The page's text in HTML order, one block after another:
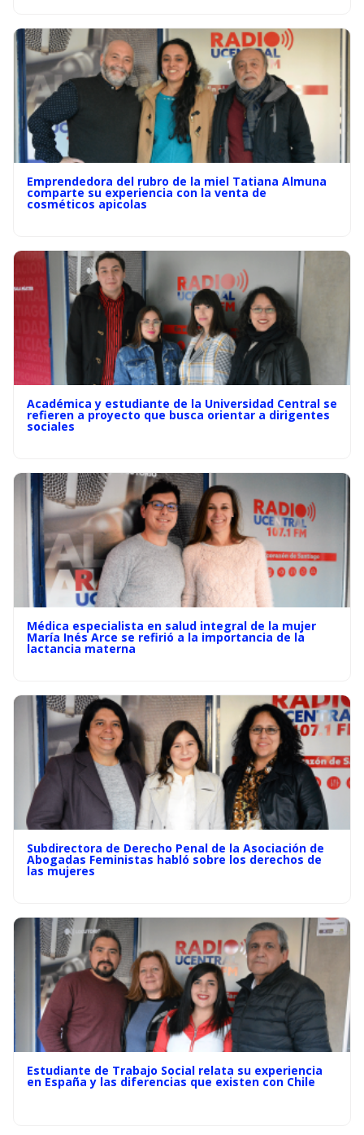
Emprendedora del rubro de la miel Tatiana Almuna
comparte su experiencia con la venta de
cosméticos apicolas
Académica y estudiante de la Universidad Central se
refieren a proyecto que busca orientar a dirigentes
sociales
Médica especialista en salud integral de la mujer
María Inés Arce se refirió a la importancia de la
lactancia materna
Subdirectora de Derecho Penal de la Asociación de
Abogadas Feministas habló sobre los derechos de
las mujeres
Estudiante de Trabajo Social relata su experiencia
en España y las diferencias que existen con Chile